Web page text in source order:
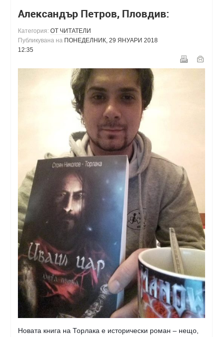
Александър Петров, Пловдив:
Категория: ОТ ЧИТАТЕЛИ
Публикувана на ПОНЕДЕЛНИК, 29 ЯНУАРИ 2018
12:35
Новата книга на Торлака е исторически роман – нещо,